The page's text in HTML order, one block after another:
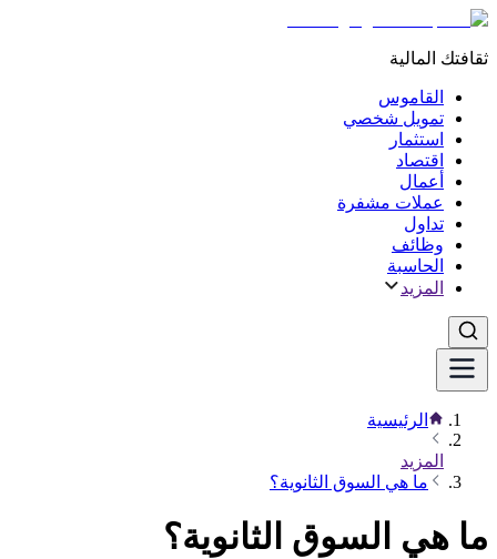
ثقافتك المالية
القاموس
تمويل شخصي
استثمار
اقتصاد
أعمال
عملات مشفرة
تداول
وظائف
الحاسبة
المزيد
الرئيسية
المزيد
ما هي السوق الثانوية؟
ما هي السوق الثانوية؟